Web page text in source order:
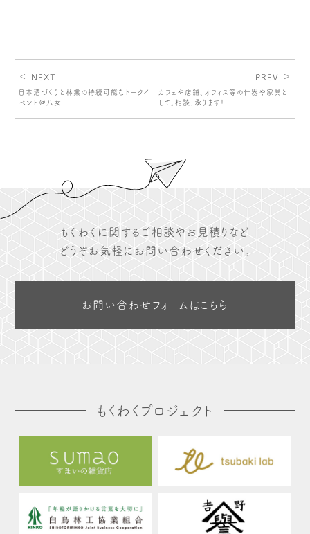
＜ NEXT
日本酒づくりと林業の持続可能なトークイ
ベント＠八女
PREV ＞
カフェや店舗、オフィス等の什器や家具と
して。相談、承ります！
もくわくに関するご相談やお見積りなど
どうぞお気軽にお問い合わせください。
お問い合わせフォームはこちら
もくわくプロジェクト